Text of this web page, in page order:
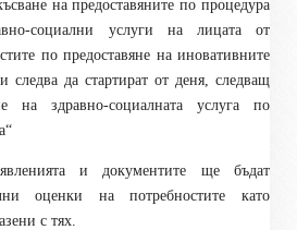
на предоставяните по процедура
социални услуги на лицата от
по предоставяне на иновативните
следва да стартират от деня, следващ
на здравно-социалната услуга по
и документите ще бъдат
оценки на потребностите като
с тях.